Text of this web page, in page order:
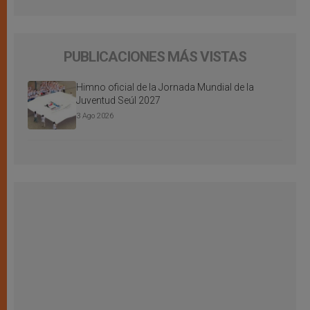
PUBLICACIONES MÁS VISTAS
Himno oficial de la Jornada Mundial de la
Juventud Seúl 2027
3 Ago 2026